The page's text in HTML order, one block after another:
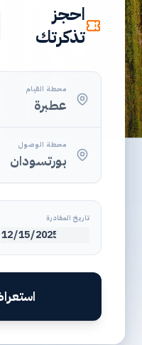
احجز
تذكرتك
محطة القيام
محطة الوصول
تاريخ المغادرة